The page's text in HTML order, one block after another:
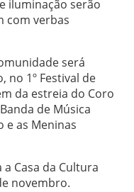
iluminação serão
com verbas
será
no 1º Festival de
da estreia do Coro
de Música
e as Meninas
Casa da Cultura
novembro.